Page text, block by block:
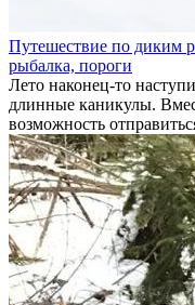
Путешествие по диким
рыбалка, пороги
Лето наконец-то
длинные каникулы.
возможность